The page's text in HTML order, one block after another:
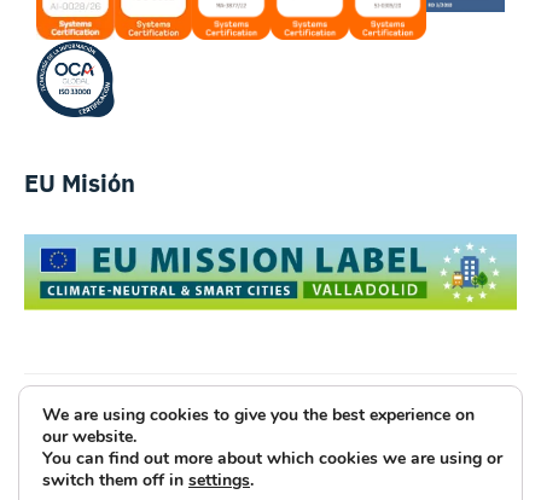
EU Misión
Luce Innovative Technologies
Aviso Legal
Política de Privacidad Cookies
We are using cookies to give you the best experience on
our website.
You can find out more about which cookies we are using or
switch them off in settings.